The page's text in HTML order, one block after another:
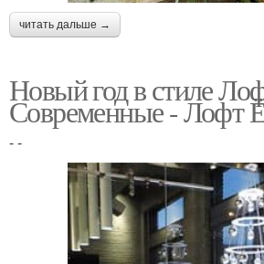
читать дальше →
Новый год в стиле
Современные - Лофт
- -